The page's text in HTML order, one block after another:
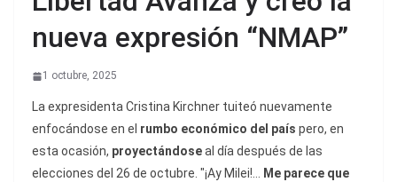
nueva expresión “NMAP”
1 octubre, 2025
La expresidenta Cristina Kirchner tuiteó nuevamente
enfocándose en el rumbo económico del país pero, en
esta ocasión, proyectándoseal día después de las
elecciones del 26 de octubre. ″¡Ay Milei!… Me parece que